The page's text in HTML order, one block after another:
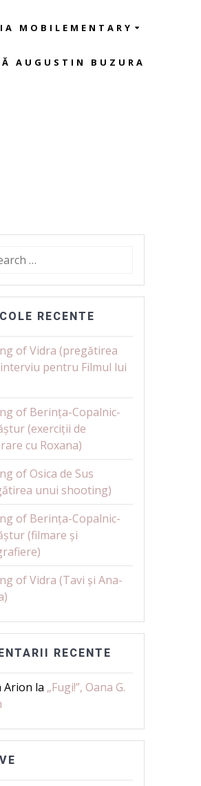
MOBILEMENTARY
AUGUSTIN BUZURA
RECENTE
of Vidra (pregătirea
pentru Filmul lui
of Berința-Copalnic-
(exerciții de
cu Roxana)
of Osica de Sus
unui shooting)
of Berința-Copalnic-
(filmare și
of Vidra (Tavi și Ana-
RECENTE
Arion la „Fugi!”, Oana G.